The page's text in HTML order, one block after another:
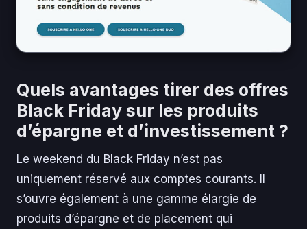
Quels avantages tirer des offres
Black Friday sur les produits
d’épargne et d’investissement ?
Le weekend du Black Friday n’est pas
uniquement réservé aux comptes courants. Il
s’ouvre également à une gamme élargie de
produits d’épargne et de placement qui